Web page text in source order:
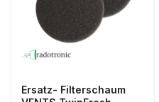
Ersatz- Filterschaum